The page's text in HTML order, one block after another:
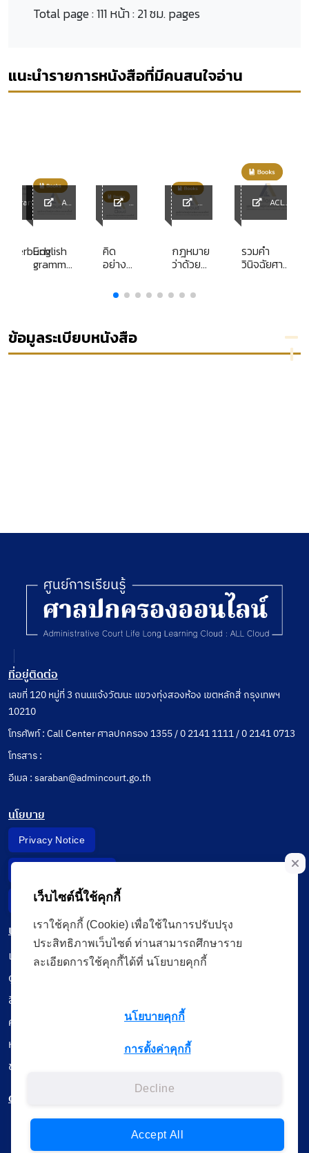
Total page :111 หน้า : 21 ซม. pages
แนะนำรายการหนังสือที่มีคนสนใจอ่าน
Library
English
grammar
คิด
อย่าง
ชินวัตร
กฎหมาย
ว่าด้วย
ผิดทาง
ละเมิด
รับผิด
รวมคำ
วินิจฉัยศาล
ข้อมูลระเบียบหนังสือ
ที่อยู่ติดต่อ
เลขที่ 120 หมู่ที่ 3 ถนนแจ้งวัฒนะ แขวงทุ่งสองห้อง เขตหลักสี่ กรุงเทพฯ
10210
โทรศัพท์ : Call Center ศาลปกครอง 1355 / 0 2141 1111 / 0 2141 0713
โทรสาร :
อีเมล : saraban@admincourt.go.th
นโยบาย
Privacy Notice
Incident Report
เมนู
เรียนออนไลน์
ดูถ่ายทอดสด
สื่อการเรียนรู้
ค้นรายการหนังสือ
หนังสืออิเล็กทรอนิกส์
ข้อมูลผู้ใช้งาน
ดาวน์โหลดใช้งานบนแอปพลิเคชัน
เว็บไซต์นี้ใช้คุกกี้
เราใช้คุกกี้ (Cookie) เพื่อใช้ในการปรับปรุง
ประสิทธิภาพเว็บไซต์ ท่านสามารถศึกษาราย
ละเอียดการใช้คุกกี้ได้ที่ นโยบายคุกกี้
นโยบายคุกกี้
การตั้งค่าคุกกี้
Decline
Accept All